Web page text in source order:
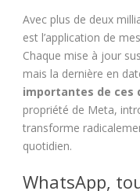
Avec plus de deux
est l’application de
Chaque mise à jour
mais la dernière en
importantes de ces
propriété de Meta,
transforme
quotidien.
WhatsApp,